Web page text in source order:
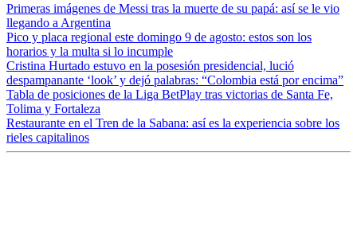
Primeras imágenes de Messi tras la muerte de su papá: así se le vio
llegando a Argentina
Pico y placa regional este domingo 9 de agosto: estos son los
horarios y la multa si lo incumple
Cristina Hurtado estuvo en la posesión presidencial, lució
despampanante ‘look’ y dejó palabras: “Colombia está por encima”
Tabla de posiciones de la Liga BetPlay tras victorias de Santa Fe,
Tolima y Fortaleza
Restaurante en el Tren de la Sabana: así es la experiencia sobre los
rieles capitalinos